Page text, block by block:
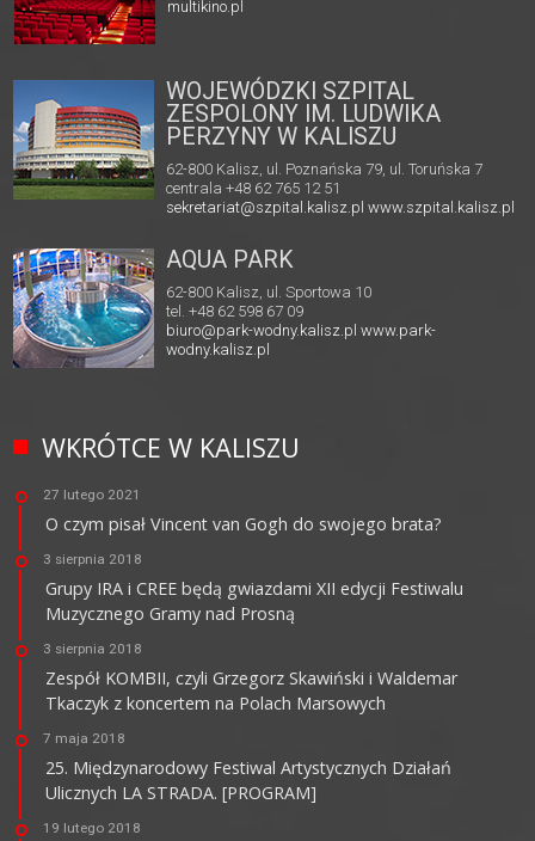
multikino.pl
WOJEWÓDZKI SZPITAL
ZESPOLONY IM. LUDWIKA
PERZYNY W KALISZU
62-800 Kalisz, ul. Poznańska 79, ul. Toruńska 7
centrala +48 62 765 12 51
sekretariat@szpital.kalisz.pl www.szpital.kalisz.pl
AQUA PARK
62-800 Kalisz, ul. Sportowa 10
tel. +48 62 598 67 09
biuro@park-wodny.kalisz.pl www.park-
wodny.kalisz.pl
WKRÓTCE W KALISZU
27 lutego 2021
O czym pisał Vincent van Gogh do swojego brata?
3 sierpnia 2018
Grupy IRA i CREE będą gwiazdami XII edycji Festiwalu
Muzycznego Gramy nad Prosną
3 sierpnia 2018
Zespół KOMBII, czyli Grzegorz Skawiński i Waldemar
Tkaczyk z koncertem na Polach Marsowych
7 maja 2018
25. Międzynarodowy Festiwal Artystycznych Działań
Ulicznych LA STRADA. [PROGRAM]
19 lutego 2018